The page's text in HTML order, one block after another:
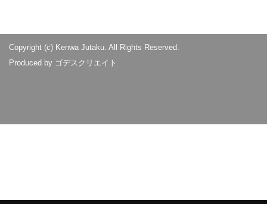
Copyright (c) Kenwa Jutaku. All Rights Reserved.
Produced by ゴデスクリエイト